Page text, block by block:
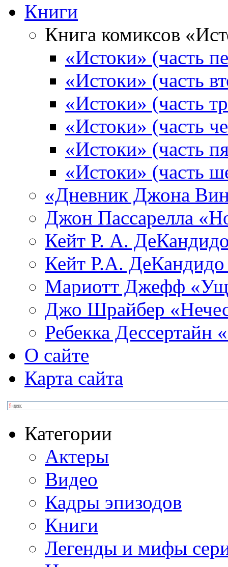
Книги
Книга комиксов
«Истоки» (часть
«Истоки» (часть
«Истоки» (часть
«Истоки» (часть
«Истоки» (часть
«Истоки» (часть
«Дневник Джона
Джон Пассарелла
Кейт Р. А.
Кейт Р.А.
Мариотт Джефф
Джо Шрайбер
Ребекка Десcертайн
О сайте
Карта сайта
Категории
Актеры
Видео
Кадры эпизодов
Книги
Легенды и мифы